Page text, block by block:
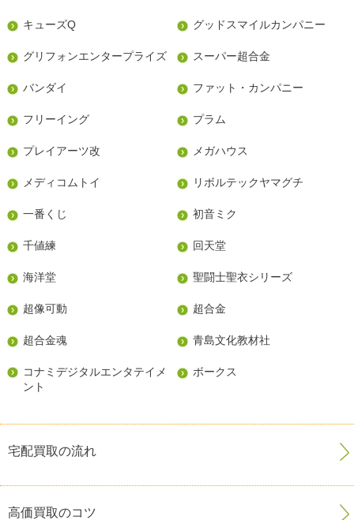
キューズQ グッドスマイルカンパニー
グリフォンエンタープライズ スーパー超合金
バンダイ ファット・カンパニー
フリーイング プラム
プレイアーツ改 メガハウス
メディコムトイ リボルテックヤマグチ
一番くじ 初音ミク
千値練 回天堂
海洋堂 聖闘士聖衣シリーズ
超像可動 超合金
超合金魂 青島文化教材社
コナミデジタルエンタテイメ
ント
ボークス
宅配買取の流れ
高価買取のコツ